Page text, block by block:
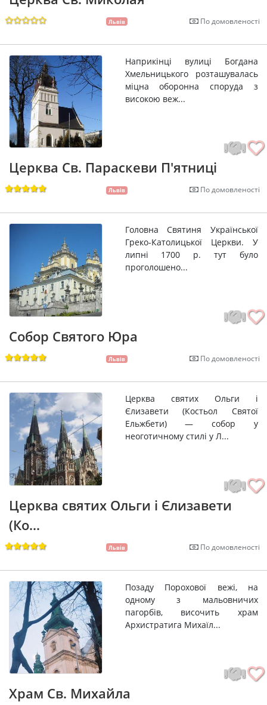
Львів По домовленості
Наприкінці вулиці Богдана
Хмельницького розташувалась
міцна оборонна споруда з
високою веж...
Церква Св. Параскеви П'ятниці
Львів По домовленості
Головна Святиня Української
Греко-Католицької Церкви. У
липні 1700 р. тут було
проголошено...
Собор Святого Юра
Львів По домовленості
Церква святих Ольги і
Єлизавети (Костьол Святої
Ельжбети) — собор у
неоготичному стилі у Л...
Церква святих Ольги і Єлизавети
(Ко...
Львів По домовленості
Позаду Порохової вежі, на
одному з мальовничих
пагорбів, височить храм
Архистратига Михаїл...
Храм Св. Михайла